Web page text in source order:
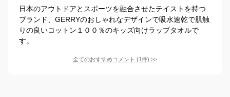
日本のアウトドアとスポーツを融合させたテイストを持つ
ブランド、GERRYのおしゃれなデザインで吸水速乾で肌触
りの良いコットン１００％のキッズ向けラップタオルで
す。
全てのおすすめコメント (1件) >